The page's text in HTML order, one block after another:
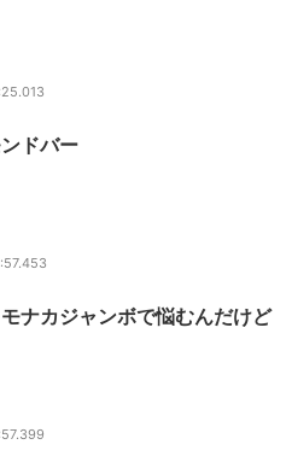
ドバー
ナカジャンボで悩むんだけど